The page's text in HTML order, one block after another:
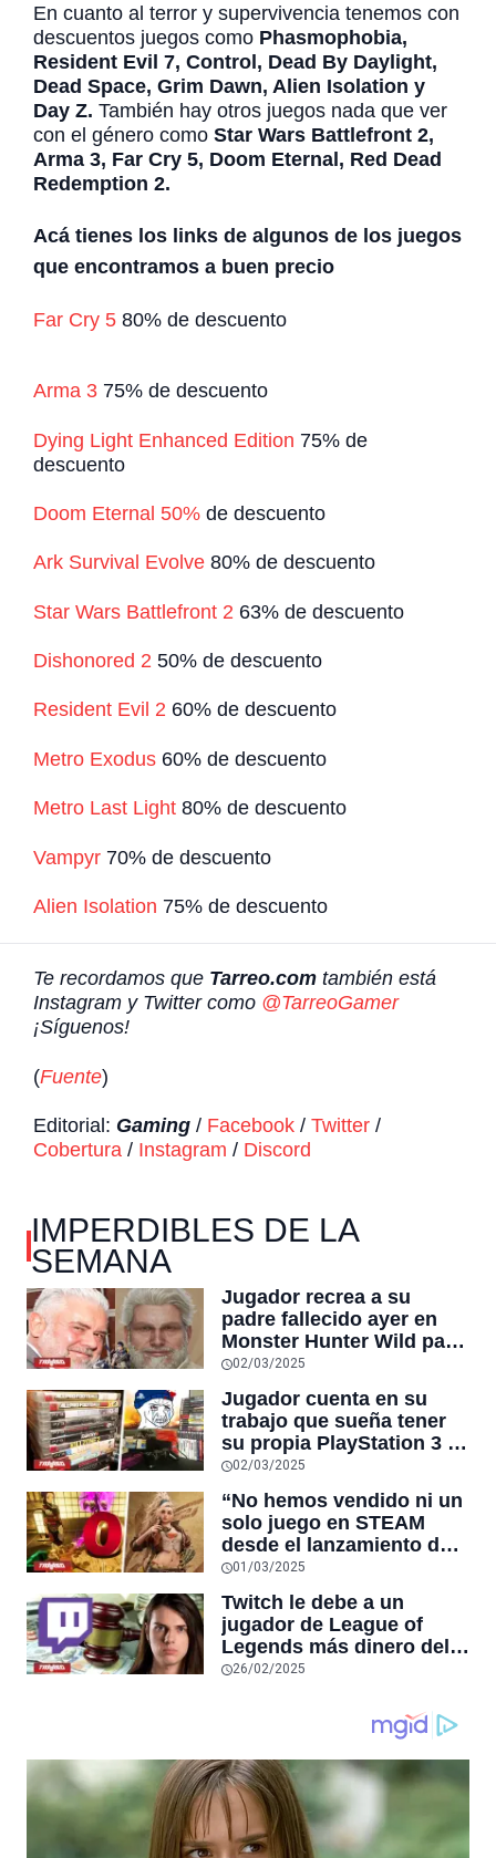
En cuanto al terror y supervivencia tenemos con
descuentos juegos como Phasmophobia,
Resident Evil 7, Control, Dead By Daylight,
Dead Space, Grim Dawn, Alien Isolation y
Day Z. También hay otros juegos nada que ver
con el género como Star Wars Battlefront 2,
Arma 3, Far Cry 5, Doom Eternal, Red Dead
Redemption 2.
Acá tienes los links de algunos de los juegos
que encontramos a buen precio
Far Cry 5 80% de descuento
Arma 3 75% de descuento
Dying Light Enhanced Edition 75% de
descuento
Doom Eternal 50% de descuento
Ark Survival Evolve 80% de descuento
Star Wars Battlefront 2 63% de descuento
Dishonored 2 50% de descuento
Resident Evil 2 60% de descuento
Metro Exodus 60% de descuento
Metro Last Light 80% de descuento
Vampyr 70% de descuento
Alien Isolation 75% de descuento
Te recordamos que Tarreo.com también está
Instagram y Twitter como @TarreoGamer
¡Síguenos!
(Fuente)
Editorial: Gaming / Facebook / Twitter /
Cobertura / Instagram / Discord
IMPERDIBLES DE LA
SEMANA
Jugador recrea a su
padre fallecido ayer en
Monster Hunter Wild para
poder seguir jugando
juntos, y el título superó
el pico histórico de
usuarios simultáneos de
DOTA 2 en STEAM
02/03/2025
Jugador cuenta en su
trabajo que sueña tener
su propia PlayStation 3 y
un compañero le regala
su antigua consola con
muchos clásicos
02/03/2025
“No hemos vendido ni un
solo juego en STEAM
desde el lanzamiento de
Monster Hunter Wilds”,
afirma desarrollador
japonés de juegos
independientes
01/03/2025
Twitch le debe a un
jugador de League of
Legends más dinero del
que existe en el mundo
26/02/2025